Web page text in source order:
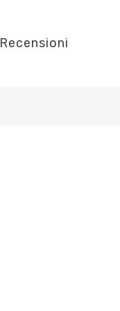
Recensioni